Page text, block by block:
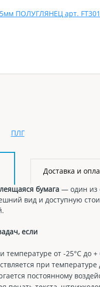
Доставка и
бумага — один из
вид и доступную
если
температуре от -25°С до +
при температуре
постоянному